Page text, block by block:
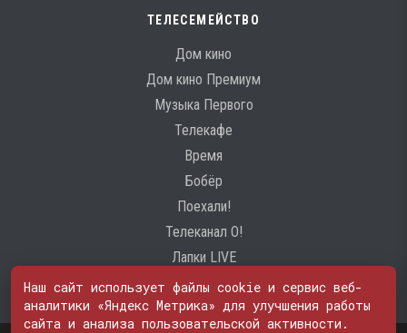
ТЕЛЕСЕМЕЙСТВО
Дом кино
Дом кино Премиум
Музыка Первого
Телекафе
Время
Бобёр
Поехали!
Телеканал О!
Лапки LIVE
Наш сайт использует файлы cookie и сервис веб-
аналитики «Яндекс Метрика» для улучшения работы
сайта и анализа пользовательской активности.